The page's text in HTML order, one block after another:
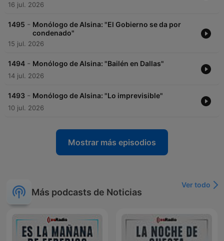
16 jul. 2026
1495 - Monólogo de Alsina: "El Gobierno se da por
condenado"
15 jul. 2026
1494 - Monólogo de Alsina: "Bailén en Dallas"
14 jul. 2026
1493 - Monólogo de Alsina: "Lo imprevisible"
10 jul. 2026
Mostrar más episodios
Más podcasts de Noticias
Ver todo